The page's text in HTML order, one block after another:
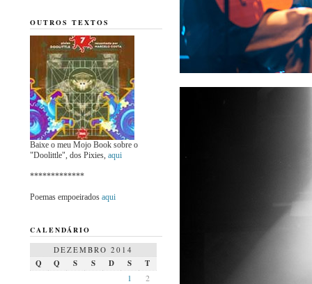
OUTROS TEXTOS
Baixe o meu Mojo Book sobre o
"Doolittle", dos Pixies, aqui
*************
Poemas empoeirados aqui
CALENDÁRIO
DEZEMBRO 2014
Q Q S S D S
T
1
2